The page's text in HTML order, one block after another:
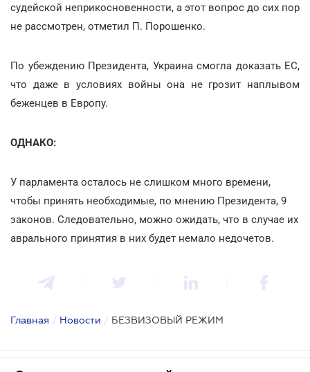
судейской неприкосновенности, а этот вопрос до сих пор
не рассмотрен, отметил П. Порошенко.
По убеждению Президента, Украина смогла доказать ЕС,
что даже в условиях войны она не грозит наплывом
беженцев в Европу.
ОДНАКО:
У парламента осталось не слишком много времени,
чтобы принять необходимые, по мнению Президента, 9
законов. Следовательно, можно ожидать, что в случае их
аврального принятия в них будет немало недочетов.
Главная / Новости / БЕЗВИЗОВЫЙ РЕЖИМ